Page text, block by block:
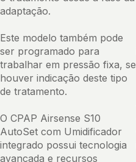
adaptação.
Este modelo também pode
ser programado para
trabalhar em pressão fixa, se
houver indicação deste tipo
de tratamento.
O CPAP Airsense S10
AutoSet com Umidificador
integrado possui tecnologia
avançada e recursos